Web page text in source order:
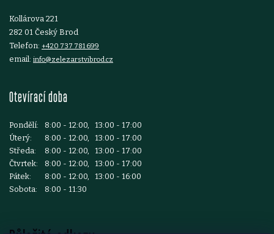
Kollárova 221
282 01 Český Brod
Telefon: +420 737 781 699
email: info@zelezarstvibrod.cz
Otevírací doba
Pondělí:
8:00 - 12:00, 13:00 - 17:00
Úterý:
8:00 - 12:00, 13:00 - 17:00
Středa:
8:00 - 12:00, 13:00 - 17:00
Čtvrtek:
8:00 - 12:00, 13:00 - 17:00
Pátek:
8:00 - 12:00, 13:00 - 16:00
Sobota:
8:00 - 11:30